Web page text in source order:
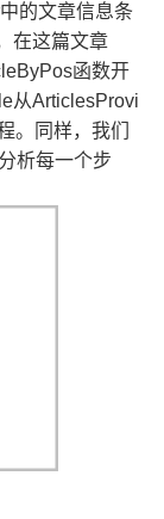
的文章信息条
在这篇文章
函数开
从ArticlesProvi
。
同样，我们
析每一个步